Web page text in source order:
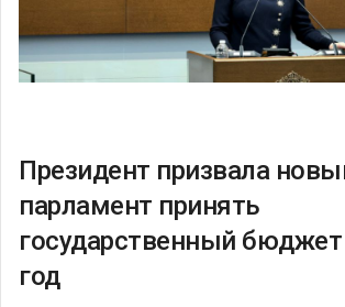
Президент призвала
парламент принять
государственный
год